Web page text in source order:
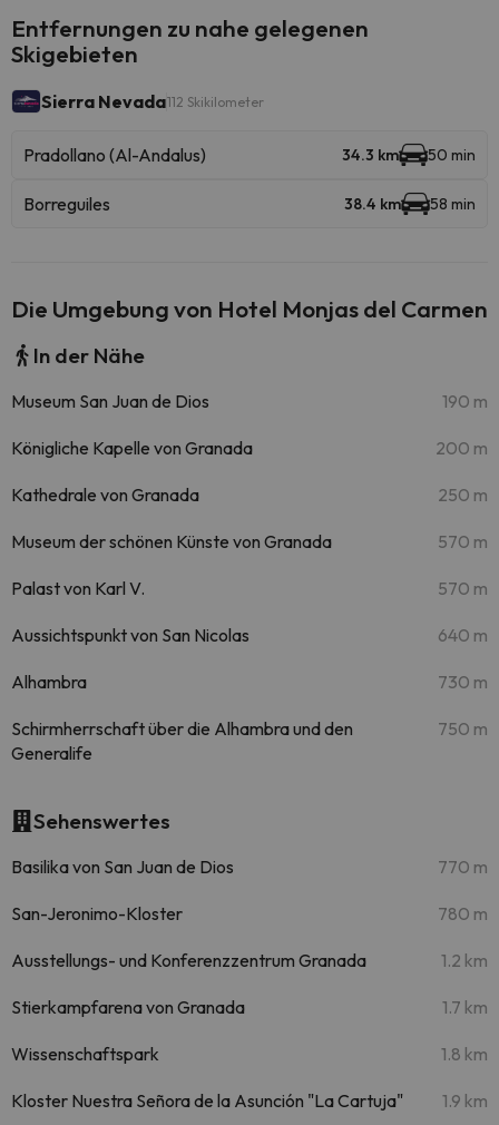
Entfernungen zu nahe gelegenen
Skigebieten
Sierra Nevada112 Skikilometer
Pradollano (Al-Andalus) 34.3 km 50 min
Borreguiles 38.4 km 58 min
Die Umgebung von Hotel Monjas del Carmen
In der Nähe
Museum San Juan de Dios 190 m
Königliche Kapelle von Granada 200 m
Kathedrale von Granada 250 m
Museum der schönen Künste von Granada 570 m
Palast von Karl V. 570 m
Aussichtspunkt von San Nicolas 640 m
Alhambra 730 m
Schirmherrschaft über die Alhambra und den
Generalife
750 m
Sehenswertes
Basilika von San Juan de Dios 770 m
San-Jeronimo-Kloster 780 m
Ausstellungs- und Konferenzzentrum Granada 1.2 km
Stierkampfarena von Granada 1.7 km
Wissenschaftspark 1.8 km
Kloster Nuestra Señora de la Asunción "La Cartuja" 1.9 km